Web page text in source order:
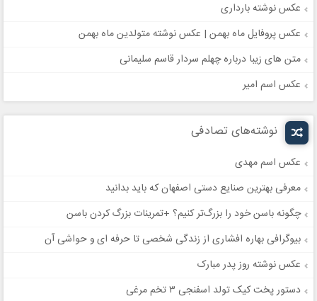
عکس نوشته بارداری
عکس پروفایل ماه بهمن | عکس نوشته متولدین ماه بهمن
متن های زیبا درباره چهلم سردار قاسم سلیمانی
عکس اسم امیر
نوشته‌های تصادفی
عکس اسم مهدی
معرفی بهترین صنایع دستی اصفهان که باید بدانید
چگونه باسن خود را بزرگ‌تر کنیم؟ +تمرینات بزرگ کردن باسن
بیوگرافی بهاره افشاری از زندگی شخصی تا حرفه ای و حواشی آن
عکس نوشته روز پدر مبارک
دستور پخت کیک تولد اسفنجی ۳ تخم مرغی